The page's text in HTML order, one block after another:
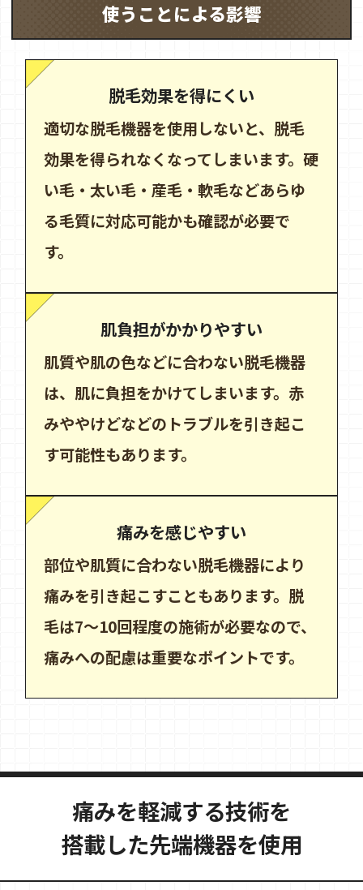
使うことによる影響
脱毛効果を得にくい
適切な脱毛機器を使用しないと、脱毛
効果を得られなくなってしまいます。硬
い毛・太い毛・産毛・軟毛などあらゆ
る毛質に対応可能かも確認が必要で
す。
肌負担がかかりやすい
肌質や肌の色などに合わない脱毛機器
は、肌に負担をかけてしまいます。赤
みややけどなどのトラブルを引き起こ
す可能性もあります。
痛みを感じやすい
部位や肌質に合わない脱毛機器により
痛みを引き起こすこともあります。脱
毛は7〜10回程度の施術が必要なので、
痛みへの配慮は重要なポイントです。
痛みを軽減する技術を
搭載した先端機器を使用